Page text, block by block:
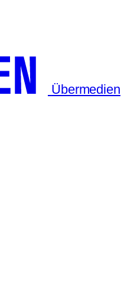
Übermedien